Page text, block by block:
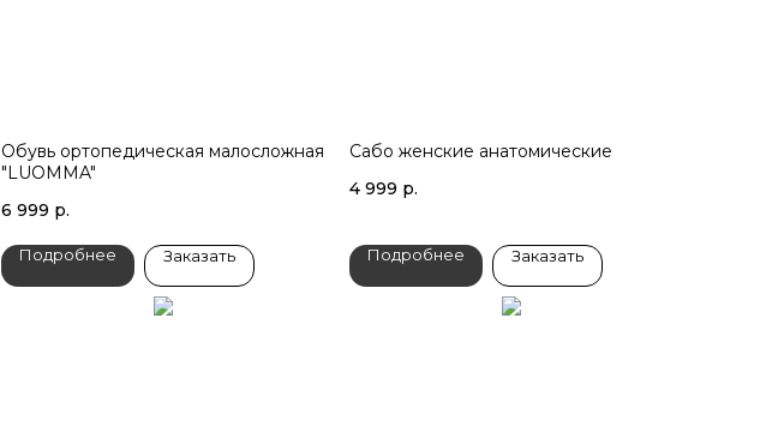
Обувь ортопедическая малосложная
"LUOMMA"
6 999 р.
Подробнее Заказать
Сабо женские анатомические
4 999 р.
Подробнее Заказать